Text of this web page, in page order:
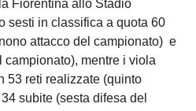
Fiorentina allo Stadio
sesti in classifica a quota 60
attacco del campionato) e
mentre i viola
53 reti realizzate (quinto
subite (sesta difesa del